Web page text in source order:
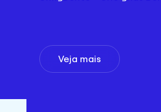
Veja mais